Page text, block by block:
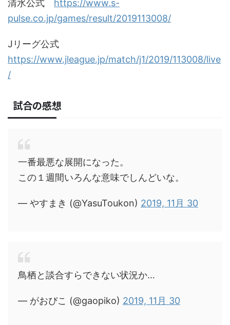
清水公式 https://www.s-
pulse.co.jp/games/result/2019113008/
Jリーグ公式
https://www.jleague.jp/match/j1/2019/113008/live
/
試合の感想
一番最悪な展開になった。
この１週間いろんな意味でしんどいな。
— やすまき (@YasuToukon) 2019, 11月 30
鳥栖と談合すらできない状況か…
— がおぴこ (@gaopiko) 2019, 11月 30